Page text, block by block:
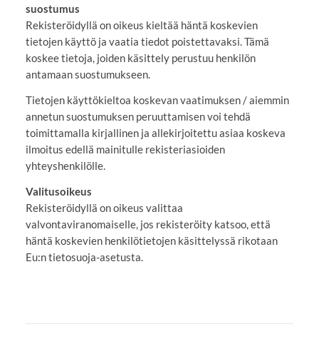
suostumus
Rekisteröidyllä on oikeus kieltää häntä koskevien
tietojen käyttö ja vaatia tiedot poistettavaksi. Tämä
koskee tietoja, joiden käsittely perustuu henkilön
antamaan suostumukseen.
Tietojen käyttökieltoa koskevan vaatimuksen / aiemmin
annetun suostumuksen peruuttamisen voi tehdä
toimittamalla kirjallinen ja allekirjoitettu asiaa koskeva
ilmoitus edellä mainitulle rekisteriasioiden
yhteyshenkilölle.
Valitusoikeus
Rekisteröidyllä on oikeus valittaa
valvontaviranomaiselle, jos rekisteröity katsoo, että
häntä koskevien henkilötietojen käsittelyssä rikotaan
Eu:n tietosuoja-asetusta.